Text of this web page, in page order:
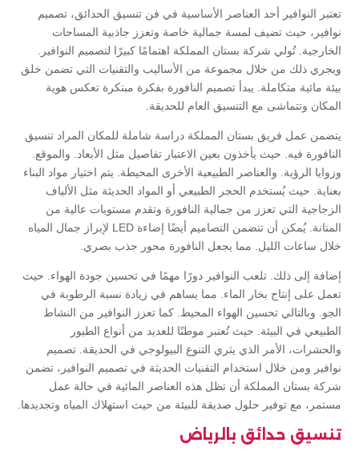
تعتبر النوافير أحد العناصر الأساسية في فن تنسيق الحدائق، تصميم
نوافير، حيث تضيف لمسة جمالية خاصة وتعزز جاذبية المساحات
الخارجية. تُولي شركة بستان المملكة اهتمامًا كبيرًا لتصميم النوافير.
ويجري ذلك من خلال مجموعة من الأساليب والتقنيات التي تضمن خلق
بيئة مائية متكاملة. يبدأ تصميم النافورة بفكرة مبتكرة تعكس هوية
المكان وتتماشى مع التنسيق العام للحديقة.
يتضمن عمل فريق بستان المملكة دراسة شاملة للمكان المراد تنسيق
النافورة فيه. حيث يأخذون بعين الاعتبار تفاصيل مثل الأبعاد. والموقع.
وزوايا الرؤية. والعناصر الطبيعية الأخرى المحيطة. يتم اختيار مواد البناء
بعناية. حيث يُستخدم الحجر الطبيعي أو المواد الحديثة مثل الألياف
الزجاجية التي تعزز من جمالية النافورة وتقدم مستويات عالية من
المتانة. يُمكن أن تتضمن التصاميم أيضًا إضاءة LED لإبراز جمال المياه
خلال ساعات الليل. مما يجعل النافورة محور جذب بصري.
إضافة إلى ذلك. تلعب النوافير دورًا مهمًا في تحسين جودة الهواء. حيث
تعمل على إنتاج بخار الماء. مما يساهم في زيادة نسبة الرطوبة في
الجو. وبالتالي تحسين الهواء المحيط. كما تعزز النوافير من النشاط
الطبيعي في البيئة. حيث تُعتبر موطنًا للعديد من أنواع الطيور
والحشرات، الأمر الذي يثري التنوع البيولوجي في الحديقة. تصميم
نوافير ومن خلال استخدام التقنيات الحديثة في تصميم النوافير، تضمن
شركة بستان المملكة أن تظل هذه العناصر المائية في حالة عمل
مستمر، مع توفير حلول صديقة للبيئة من حيث استهلاك المياه وتجديدها.
تنسيق حدائق بالرياض